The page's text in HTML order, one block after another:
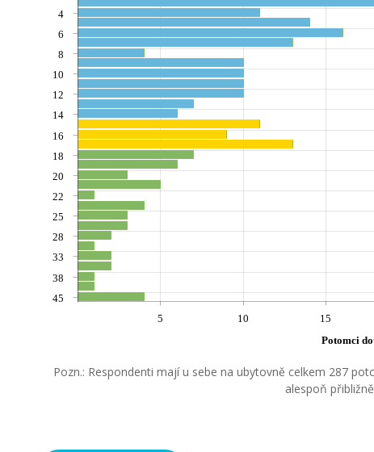
4
6
8
10
12
14
16
18
20
22
25
28
33
38
45
5
10 15
Potomci
Pozn.: Respondenti mají u sebe na ubytovně celkem 287
alespoň